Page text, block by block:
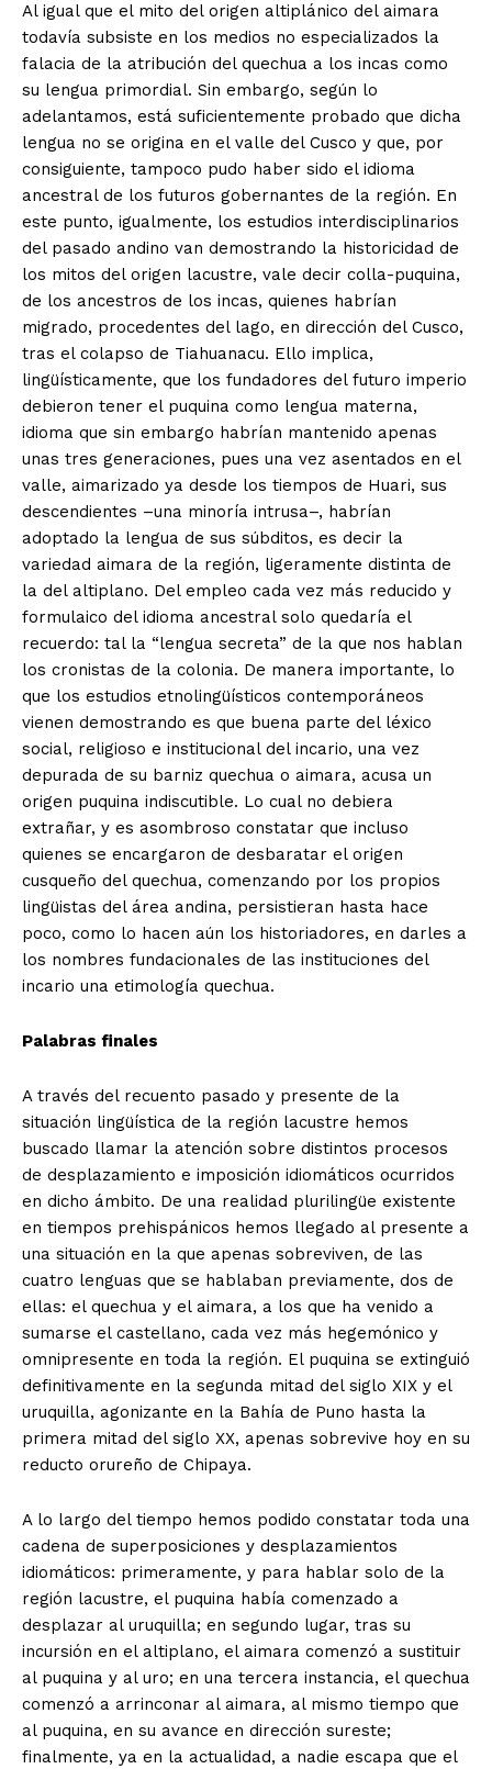
Al igual que el mito del origen altiplánico del aimara
todavía subsiste en los medios no especializados la
falacia de la atribución del quechua a los incas como
su lengua primordial. Sin embargo, según lo
adelantamos, está suficientemente probado que dicha
lengua no se origina en el valle del Cusco y que, por
consiguiente, tampoco pudo haber sido el idioma
ancestral de los futuros gobernantes de la región. En
este punto, igualmente, los estudios interdisciplinarios
del pasado andino van demostrando la historicidad de
los mitos del origen lacustre, vale decir colla-puquina,
de los ancestros de los incas, quienes habrían
migrado, procedentes del lago, en dirección del Cusco,
tras el colapso de Tiahuanacu. Ello implica,
lingüísticamente, que los fundadores del futuro imperio
debieron tener el puquina como lengua materna,
idioma que sin embargo habrían mantenido apenas
unas tres generaciones, pues una vez asentados en el
valle, aimarizado ya desde los tiempos de Huari, sus
descendientes –una minoría intrusa–, habrían
adoptado la lengua de sus súbditos, es decir la
variedad aimara de la región, ligeramente distinta de
la del altiplano. Del empleo cada vez más reducido y
formulaico del idioma ancestral solo quedaría el
recuerdo: tal la “lengua secreta” de la que nos hablan
los cronistas de la colonia. De manera importante, lo
que los estudios etnolingüísticos contemporáneos
vienen demostrando es que buena parte del léxico
social, religioso e institucional del incario, una vez
depurada de su barniz quechua o aimara, acusa un
origen puquina indiscutible. Lo cual no debiera
extrañar, y es asombroso constatar que incluso
quienes se encargaron de desbaratar el origen
cusqueño del quechua, comenzando por los propios
lingüistas del área andina, persistieran hasta hace
poco, como lo hacen aún los historiadores, en darles a
los nombres fundacionales de las instituciones del
incario una etimología quechua.
Palabras finales
A través del recuento pasado y presente de la
situación lingüística de la región lacustre hemos
buscado llamar la atención sobre distintos procesos
de desplazamiento e imposición idiomáticos ocurridos
en dicho ámbito. De una realidad plurilingüe existente
en tiempos prehispánicos hemos llegado al presente a
una situación en la que apenas sobreviven, de las
cuatro lenguas que se hablaban previamente, dos de
ellas: el quechua y el aimara, a los que ha venido a
sumarse el castellano, cada vez más hegemónico y
omnipresente en toda la región. El puquina se extinguió
definitivamente en la segunda mitad del siglo XIX y el
uruquilla, agonizante en la Bahía de Puno hasta la
primera mitad del siglo XX, apenas sobrevive hoy en su
reducto orureño de Chipaya.
A lo largo del tiempo hemos podido constatar toda una
cadena de superposiciones y desplazamientos
idiomáticos: primeramente, y para hablar solo de la
región lacustre, el puquina había comenzado a
desplazar al uruquilla; en segundo lugar, tras su
incursión en el altiplano, el aimara comenzó a sustituir
al puquina y al uro; en una tercera instancia, el quechua
comenzó a arrinconar al aimara, al mismo tiempo que
al puquina, en su avance en dirección sureste;
finalmente, ya en la actualidad, a nadie escapa que el